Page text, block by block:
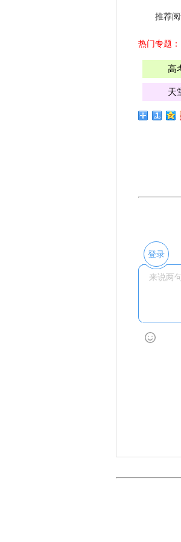
推荐
热门专题：
高
天
登录